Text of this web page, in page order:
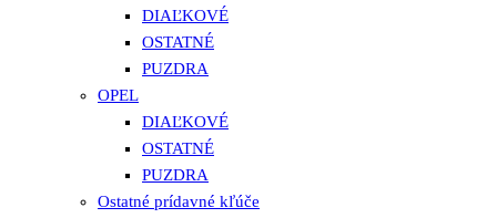
DIAĽKOVÉ
OSTATNÉ
PUZDRA
OPEL
DIAĽKOVÉ
OSTATNÉ
PUZDRA
Ostatné prídavné kľúče